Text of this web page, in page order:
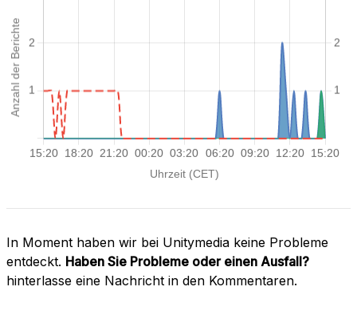
In Moment haben wir bei Unitymedia keine Probleme
entdeckt. Haben Sie Probleme oder einen Ausfall?
hinterlasse eine Nachricht in den Kommentaren.